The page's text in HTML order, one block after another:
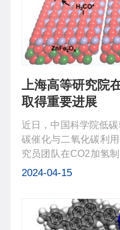
上海高等研究院
取得重要进展
近日，中国科学院低
碳催化与二氧化碳利
究员团队在CO2加氢
展，该团队通过铁锌
醇等更高碳数含氧化
2024-04-15